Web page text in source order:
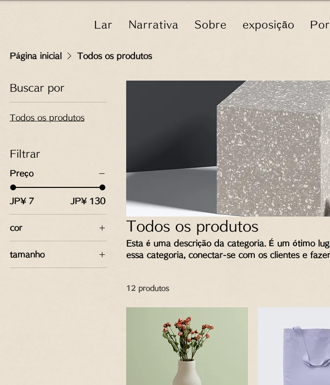
Lar Narrativa Sobre exposição
Página inicial Todos os produtos
Buscar por
Todos os produtos
Filtrar
Preço
JP¥ 7 JP¥ 130
cor
tamanho
Todos os produtos
Esta é uma descrição da categoria. É um ótimo
essa categoria, conectar-se com os clientes e
12 produtos